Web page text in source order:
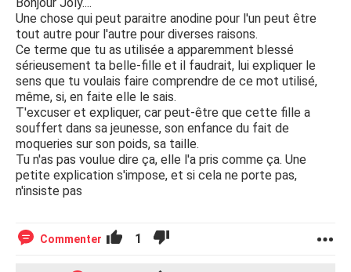
Une chose qui peut paraitre anodine pour l'un peut être
tout autre pour l'autre pour diverses raisons.
Ce terme que tu as utilisée a apparemment blessé
sérieusement ta belle-fille et il faudrait, lui expliquer le
sens que tu voulais faire comprendre de ce mot utilisé,
même, si, en faite elle le sais.
T'excuser et expliquer, car peut-être que cette fille a
souffert dans sa jeunesse, son enfance du fait de
moqueries sur son poids, sa taille.
Tu n'as pas voulue dire ça, elle l'a pris comme ça. Une
petite explication s'impose, et si cela ne porte pas,
n'insiste pas
Commenter 1